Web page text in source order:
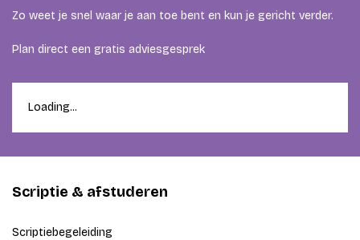
Zo weet je snel waar je aan toe bent en kun je gericht verder.
Plan direct een gratis adviesgesprek
Loading...
Scriptie & afstuderen
Scriptiebegeleiding